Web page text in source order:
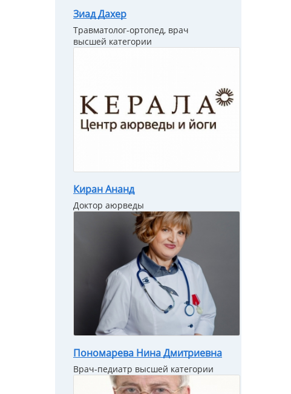
Зиад Дахер
Травматолог-ортопед, врач
высшей категории
Киран Ананд
Доктор аюрведы
Пономарева Нина Дмитриевна
Врач-педиатр высшей категории